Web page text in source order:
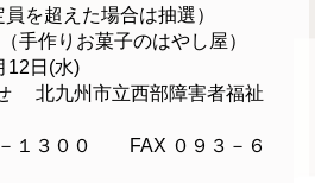
を超えた場合は抽選）
作りお菓子のはやし屋）
日(水)
北九州市立西部障害者福祉
－１３００ FAX ０９３－６